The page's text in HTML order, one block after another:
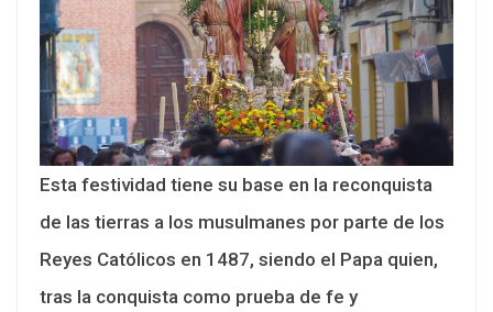
Esta festividad tiene su base en la reconquista
de las tierras a los musulmanes por parte de los
Reyes Católicos en 1487, siendo el Papa quien,
tras la conquista como prueba de fe y